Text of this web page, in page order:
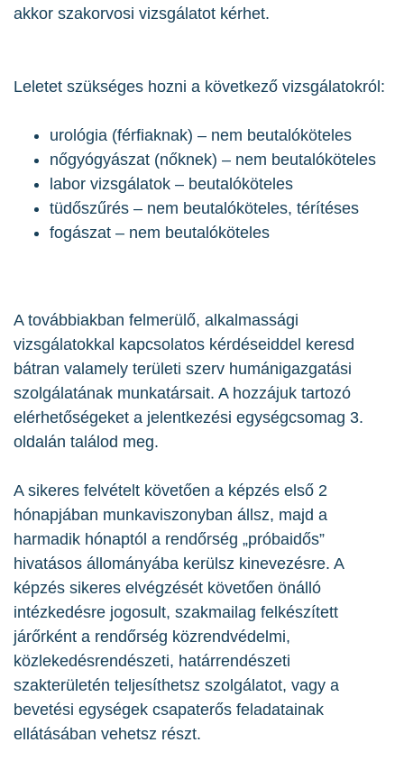
akkor szakorvosi vizsgálatot kérhet.
Leletet szükséges hozni a következő vizsgálatokról:
urológia (férfiaknak) – nem beutalóköteles
nőgyógyászat (nőknek) – nem beutalóköteles
labor vizsgálatok – beutalóköteles
tüdőszűrés – nem beutalóköteles, térítéses
fogászat – nem beutalóköteles
A továbbiakban felmerülő, alkalmassági
vizsgálatokkal kapcsolatos kérdéseiddel keresd
bátran valamely területi szerv humánigazgatási
szolgálatának munkatársait. A hozzájuk tartozó
elérhetőségeket a jelentkezési egységcsomag 3.
oldalán találod meg.
A sikeres felvételt követően a képzés első 2
hónapjában munkaviszonyban állsz, majd a
harmadik hónaptól a rendőrség „próbaidős”
hivatásos állományába kerülsz kinevezésre. A
képzés sikeres elvégzését követően önálló
intézkedésre jogosult, szakmailag felkészített
járőrként a rendőrség közrendvédelmi,
közlekedésrendészeti, határrendészeti
szakterületén teljesíthetsz szolgálatot, vagy a
bevetési egységek csapaterős feladatainak
ellátásában vehetsz részt.